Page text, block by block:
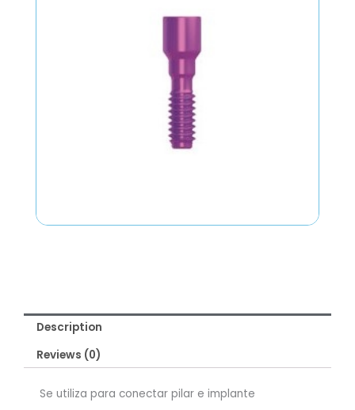
Description
Reviews (0)
Se utiliza para conectar pilar e implante